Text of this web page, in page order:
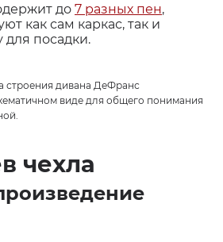
до 7 разных пен,
как сам каркас, так и
посадки.
строения дивана ДеФранс
виде для общего понимания
чехла